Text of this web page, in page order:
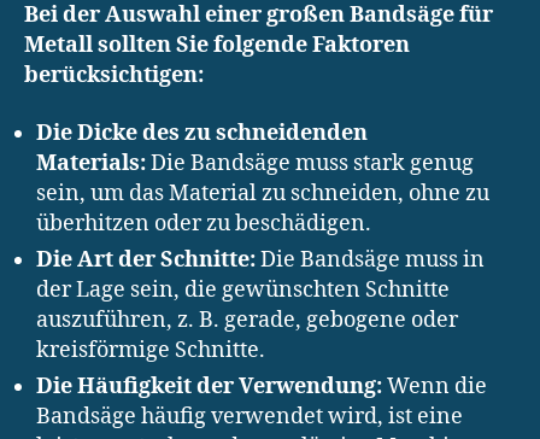
Bei der Auswahl einer großen Bandsäge für
Metall sollten Sie folgende Faktoren
berücksichtigen:
Die Dicke des zu schneidenden
Materials:Die Bandsäge muss stark genug
sein, um das Material zu schneiden, ohne zu
überhitzen oder zu beschädigen.
Die Art der Schnitte:Die Bandsäge muss in
der Lage sein, die gewünschten Schnitte
auszuführen, z. B. gerade, gebogene oder
kreisförmige Schnitte.
Die Häufigkeit der Verwendung:Wenn die
Bandsäge häufig verwendet wird, ist eine